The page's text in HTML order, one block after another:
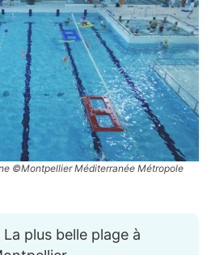
©Montpellier Méditerranée Métropole
La plus belle plage à